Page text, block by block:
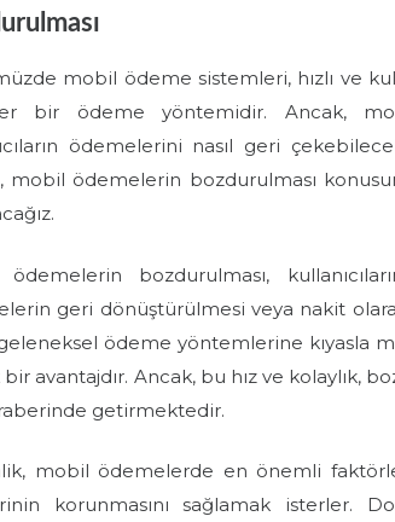
mobil ödeme sistemleri, hızlı ve
bir ödeme yöntemidir. Ancak,
ödemelerini nasıl geri
mobil ödemelerin bozdurulması
bozdurulması,
geri dönüştürülmesi veya nakit
ödeme yöntemlerine kıyasla
avantajdır. Ancak, bu hız ve kolaylık,
getirmektedir.
mobil ödemelerde en önemli
korunmasını sağlamak isterler.